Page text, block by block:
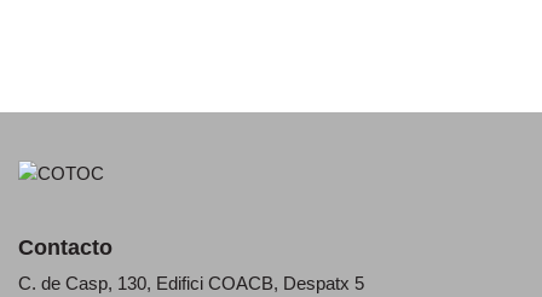
Contacto
C. de Casp, 130, Edifici COACB, Despatx 5